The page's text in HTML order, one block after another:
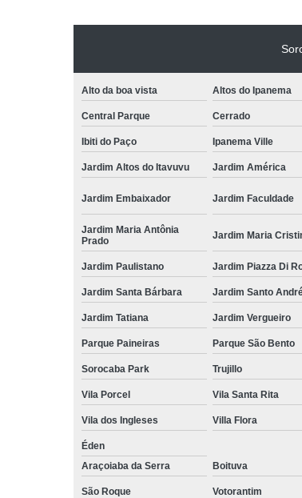
Alto da boa vista Altos do Ipanema
Central Parque Cerrado
Ibiti do Paço Ipanema Ville
Jardim Altos do Itavuvu Jardim América
Jardim Embaixador Jardim Faculdade
Jardim Maria Antônia
Prado
Jardim Maria
Jardim Paulistano Jardim Piazza Di
Jardim Santa Bárbara Jardim Santo
Jardim Tatiana Jardim Vergueiro
Parque Paineiras Parque São Bento
Sorocaba Park Trujillo
Vila Porcel Vila Santa Rita
Vila dos Ingleses Villa Flora
Éden
Araçoiaba da Serra
Boituva
São Roque Votorantim